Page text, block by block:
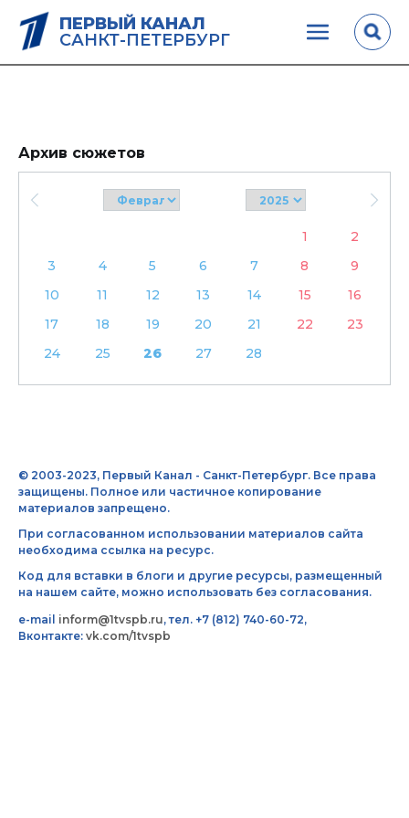
ПЕРВЫЙ КАНАЛ
САНКТ-ПЕТЕРБУРГ
Архив сюжетов
1
2
3
4 5 6 7 8
9
10
11 12 13 14 15
16
17
18 19 20 21 22
23
24
25 26 27 28
© 2003-2023, Первый Канал - Санкт-Петербург. Все права
защищены. Полное или частичное копирование
материалов запрещено.
При согласованном использовании материалов сайта
необходима ссылка на ресурс.
Код для вставки в блоги и другие ресурсы, размещенный
на нашем сайте, можно использовать без согласования.
e-mail inform@1tvspb.ru, тел. +7 (812) 740-60-72,
Вконтакте: vk.com/1tvspb